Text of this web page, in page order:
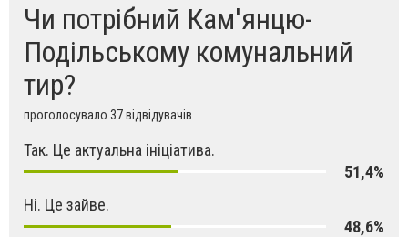
Чи потрібний Кам'янцю-
Подільському комунальний
тир?
проголосувало 37 відвідувачів
Так. Це актуальна ініціатива.
51,4%
Ні. Це зайве.
48,6%